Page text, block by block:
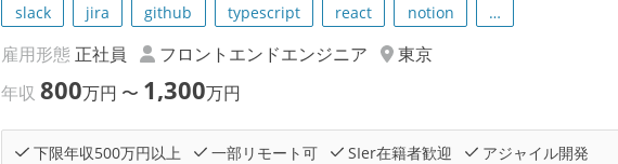
slack jira github typescript react notion …
雇用形態 正社員 フロントエンドエンジニア
東京
年収800万円 〜 1,300万円
下限年収500万円以上 一部リモート可 SIer在籍者歓迎
アジャイル開発